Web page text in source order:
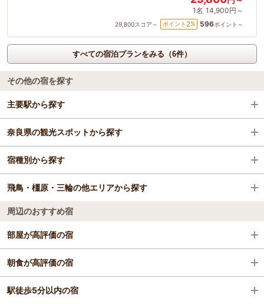
1名 14,900円～
29,800スコア～ ポイント 2% 596ポイント～
すべての宿泊プランをみる（6件）
その他の宿を探す
主要駅から探す
榛原駅
室生口大野駅
奈良県の観光スポットから探す
奈良公園
東大寺
法隆寺
興福寺
宿種別から探す
ビジネスホテル
旅館
飛鳥・橿原・三輪の他エリアから探す
飛鳥・橿原・三輪
周辺のおすすめ宿
部屋が高評価の宿
グランドメルキュール奈良橿原
東横ＩＮＮ奈良王寺駅南口
朝食が高評価の宿
グランドメルキュール奈良橿原
駅徒歩5分以内の宿